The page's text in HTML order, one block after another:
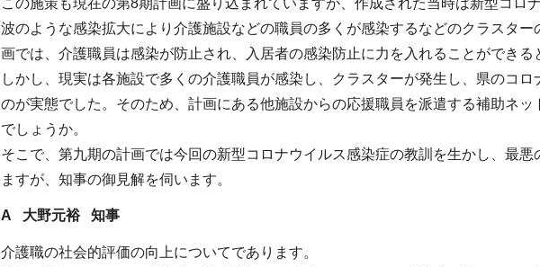
波のような感染拡大により介護施設などの職員の多くが感染するなどのクラスタ
画では、介護職員は感染が防止され、入居者の感染防止に力を入れることができる
しかし、現実は各施設で多くの介護職員が感染し、クラスターが発生し、県のコ
のが実態でした。そのため、計画にある他施設からの応援職員を派遣する補助ネ
でしょうか。
そこで、第九期の計画では今回の新型コロナウイルス感染症の教訓を生かし、最
ますが、知事の御見解を伺います。
A 大野元裕 知事
介護職の社会的評価の向上についてであります。